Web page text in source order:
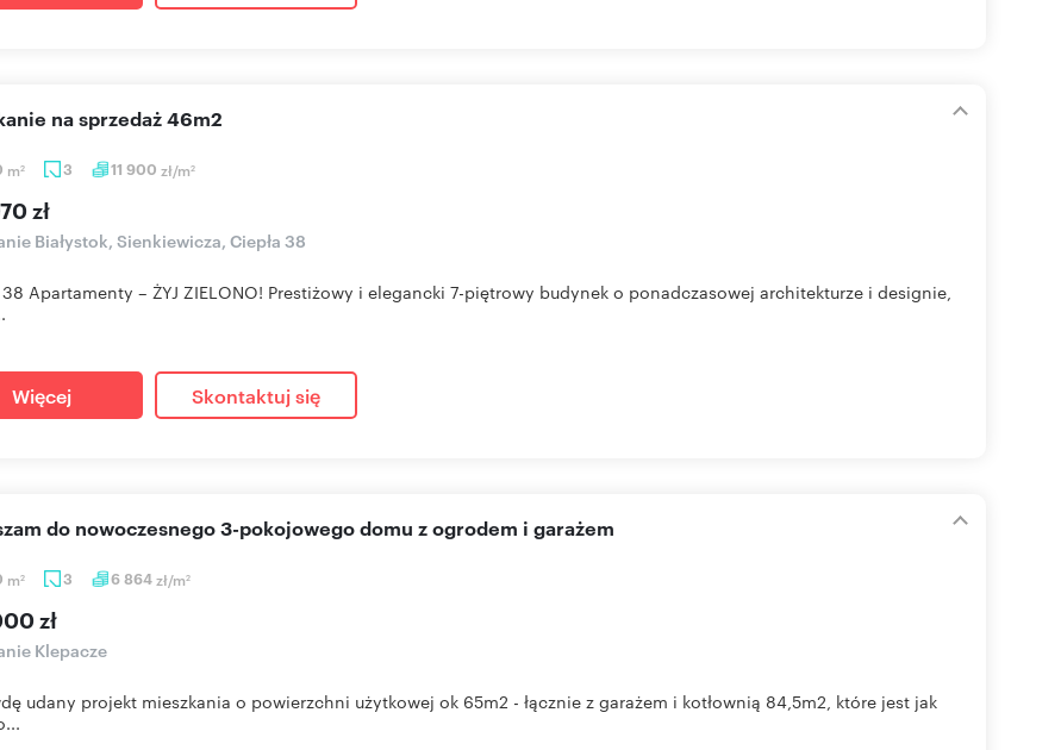
m2 3 11 900 zł/m2
na sprzedaż 46m2
zł
Białystok, Sienkiewicza, Ciepła 38
38 Apartamenty – ŻYJ ZIELONO! Prestiżowy i elegancki 7-piętrowy budynek o ponadczasowej architekturze i designie,
Więcej Skontaktuj się
m2 3 6 864zł/m2
do nowoczesnego 3-pokojowego domu z ogrodem i garażem
zł
Klepacze
udany projekt mieszkania o powierzchni użytkowej ok 65m2 - łącznie z garażem i kotłownią 84,5m2, które jest jak